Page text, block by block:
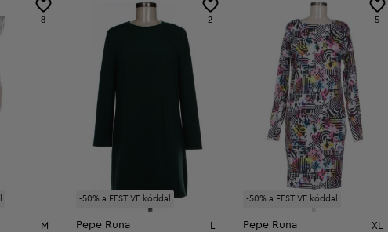
8
M
-50% a FESTIVE kóddal
2
Pepe Runa
-50% a FESTIVE kóddal
5
Pepe Runa XL